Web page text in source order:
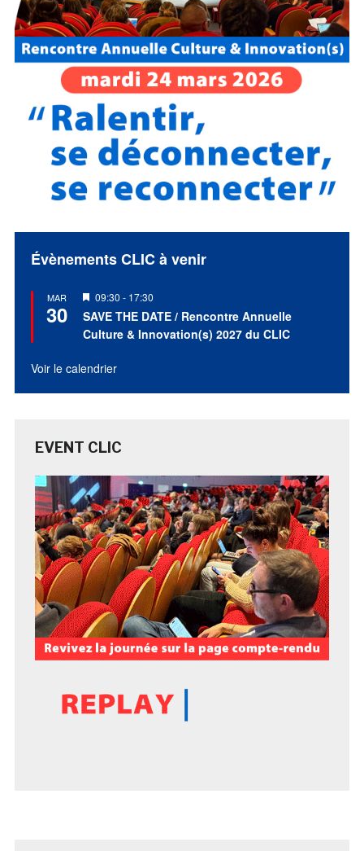
Évènements CLIC à venir
MAR
30
Mis
en
avant
09:30 - 17:30
SAVE THE DATE / Rencontre Annuelle
Culture & Innovation(s) 2027 du CLIC
Voir le calendrier
EVENT CLIC